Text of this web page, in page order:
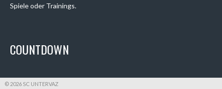
Spiele oder Trainings.
COUNTDOWN
© 2026 SC UNTERVAZ